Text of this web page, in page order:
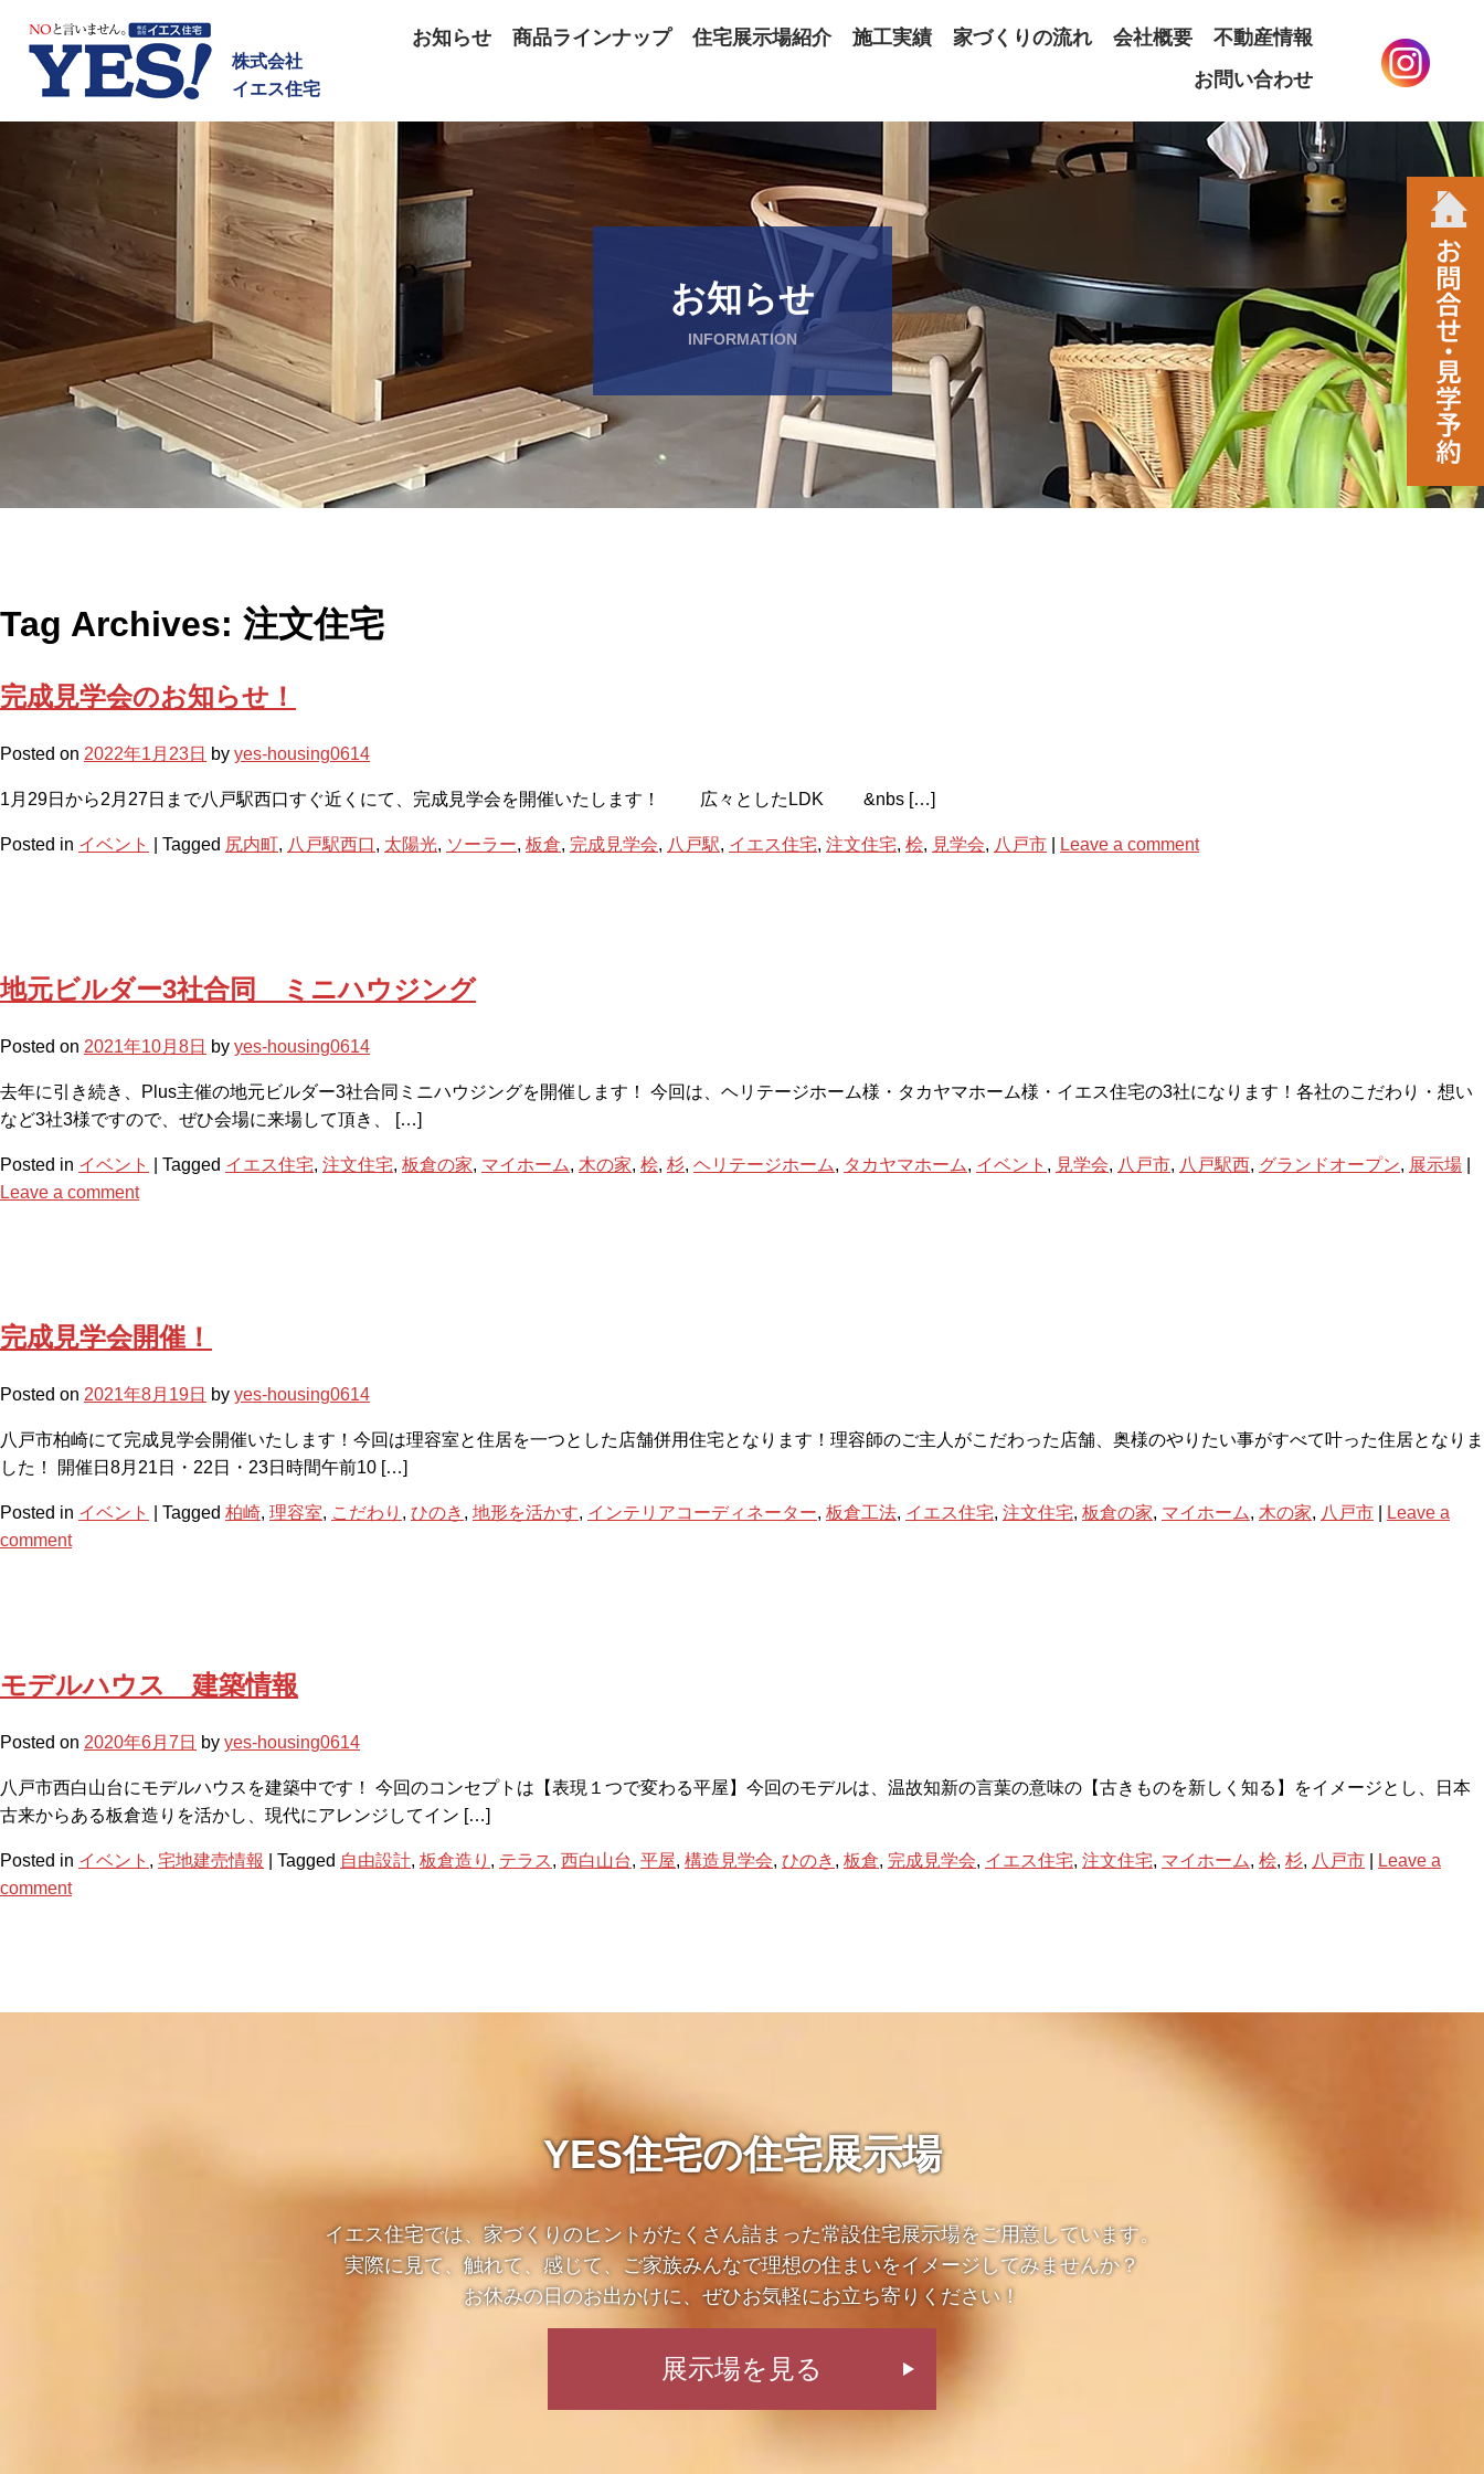
株式会社
イエス住宅
お知らせ 商品ラインナップ 住宅展示場紹介 施工実績 家づくりの流れ 会社概要
不動産情報
お問い合わせ
お知らせ
INFORMATION
Tag Archives: 注文住宅
完成見学会のお知らせ！
Posted on 2022年1月23日 by yes-housing0614
1月29日から2月27日まで八戸駅西口すぐ近くにて、完成見学会を開催いたします！ 広々としたLDK &nbs […]
Posted in イベント Tagged 尻内町, 八戸駅西口, 太陽光, ソーラー, 板倉, 完成見学会, 八戸駅, イエス住宅, 注文住宅, 桧, 見学会, 八戸市 Leave a comment
地元ビルダー3社合同 ミニハウジング
Posted on 2021年10月8日 by yes-housing0614
去年に引き続き、Plus主催の地元ビルダー3社合同ミニハウジングを開催します！ 今回は、ヘリテージホーム様・タカヤマホーム様・イエス住宅の3社になります！各社のこだわり・想い
など3社3様ですので、ぜひ会場に来場して頂き、 […]
Posted in イベント Tagged イエス住宅, 注文住宅, 板倉の家, マイホーム, 木の家, 桧, 杉, ヘリテージホーム, タカヤマホーム, イベント , 見学会, 八戸市, 八戸駅西, グランドオープン, 展示場
Leave a comment
完成見学会開催！
Posted on 2021年8月19日 by yes-housing0614
八戸市柏崎にて完成見学会開催いたします！今回は理容室と住居を一つとした店舗併用住宅となります！理容師のご主人がこだわった店舗、奥様のやりたい事がすべて叶った住居となりま
した！ 開催日8月21日・22日・23日時間午前10 […]
Posted in イベント Tagged 柏崎, 理容室, こだわり , ひのき , 地形を活かす, インテリアコーディネーター, 板倉工法, イエス住宅, 注文住宅, 板倉の家, マイホーム, 木の家, 八戸市
Leave a
comment
モデルハウス 建築情報
Posted on 2020年6月7日 by yes-housing0614
八戸市西白山台にモデルハウスを建築中です！ 今回のコンセプトは【表現１つで変わる平屋】今回のモデルは、温故知新の言葉の意味の【古きものを新しく知る】をイメージとし、日本
古来からある板倉造りを活かし、現代にアレンジしてイン […]
Posted in イベント , 宅地建売情報 Tagged 自由設計, 板倉造り , テラス, 西白山台, 平屋, 構造見学会, ひのき , 板倉, 完成見学会, イエス住宅, 注文住宅, マイホーム, 桧, 杉, 八戸市
Leave a
comment
YES住宅の住宅展示場
イエス住宅では、家づくりのヒントがたくさん詰まった常設住宅展示場をご用意しています。
実際に見て、触れて、感じて、ご家族みんなで理想の住まいをイメージしてみませんか？
お休みの日のお出かけに、ぜひお気軽にお立ち寄りください！
展示場を見る